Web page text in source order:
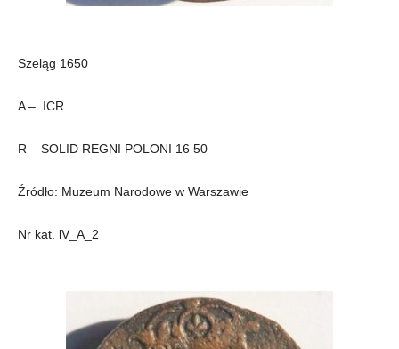
Szeląg 1650
A – ICR
R – SOLID REGNI POLONI 16 50
Źródło: Muzeum Narodowe w Warszawie
Nr kat. lV_A_2